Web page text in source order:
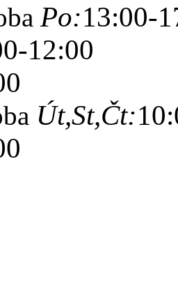
Po:13:00-
12:00
Út,St,Čt: